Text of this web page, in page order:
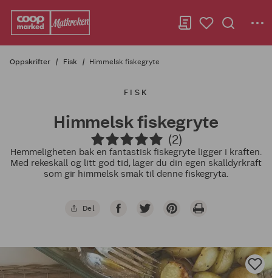
Oppskrifter Fisk Himmelsk fiskegryte
FISK
Himmelsk fiskegryte
(2)
Hemmeligheten bak en fantastisk fiskegryte ligger i kraften.
Med rekeskall og litt god tid, lager du din egen skalldyrkraft
som gir himmelsk smak til denne fiskegryta.
Del